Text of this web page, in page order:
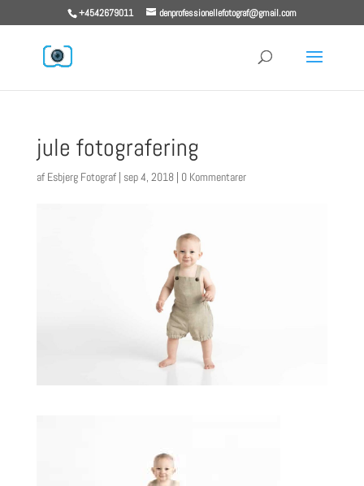
+4542679011 denprofessionellefotograf@gmail.com
jule fotografering
af Esbjerg Fotograf| sep 4, 2018| 0 Kommentarer